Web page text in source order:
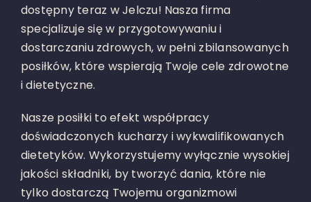
dostępny teraz w Jelczu! Nasza firma
specjalizuje się w przygotowywaniu i
dostarczaniu zdrowych, w pełni zbilansowanych
posiłków, które wspierają Twoje cele zdrowotne
i dietetyczne.
Nasze posiłki to efekt współpracy
doświadczonych kucharzy i wykwalifikowanych
dietetyków. Wykorzystujemy wyłącznie wysokiej
jakości składniki, by tworzyć dania, które nie
tylko dostarczą Twojemu organizmowi